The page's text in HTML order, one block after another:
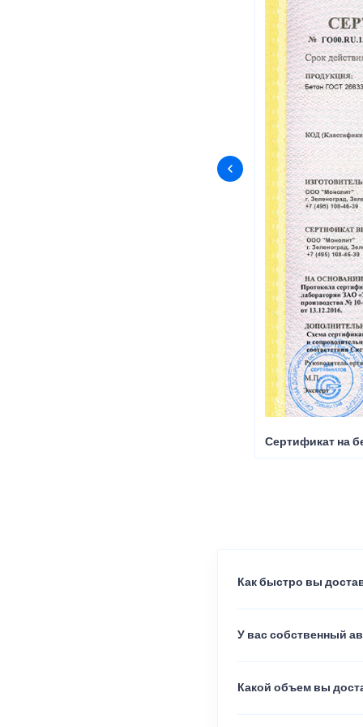
Сертификат на
Как быстро вы
У вас собственный
Какой объем вы